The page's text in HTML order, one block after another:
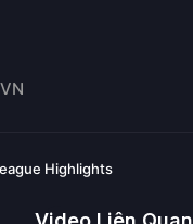
Highlights